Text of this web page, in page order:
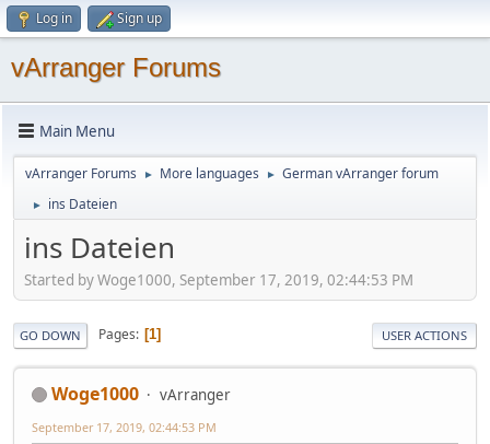
Log in Sign up
vArranger Forums
Main Menu
vArranger Forums ► More languages ► German vArranger forum
► ins Dateien
ins Dateien
Started by Woge1000, September 17, 2019, 02:44:53 PM
GO DOWN Pages 1 USER ACTIONS
Woge1000 vArranger
September 17, 2019, 02:44:53 PM